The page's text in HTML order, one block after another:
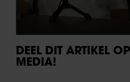
DEEL DIT ARTIKEL
MEDIA!